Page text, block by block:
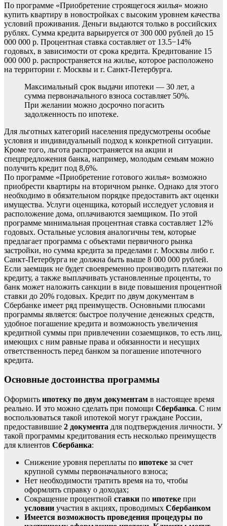
По программе «Приобретение строящегося жилья» можно
купить квартиру в новостройках с высоким уровнем качества
условий проживания. Деньги выдаются только в российских
рублях. Сумма кредита варьируется от 300 000 рублей до 15
000 000 р. Процентная ставка составляет от 13.5−14%
годовых, в зависимости от срока кредита. Кредитование 15
000 000 р. распространяется на жилье, которое расположено
на территории г. Москвы и г. Санкт-Петербурга.
Максимальный срок выдачи ипотеки — 30 лет, а
сумма первоначального взноса составляет 50%.
При желании можно досрочно погасить
задолженность по ипотеке.
Для льготных категорий населения предусмотрены особые
условия и индивидуальный подход к конкретной ситуации.
Кроме того, льгота распространяется на акции и
спецпредложения банка, например, молодым семьям можно
получить кредит под 8,6%.
По программе «Приобретение готового жилья» возможно
приобрести квартиры на вторичном рынке. Однако для этого
необходимо в обязательном порядке предоставить акт оценки
имущества. Услуги оценщика, который исследует условия и
расположение дома, оплачиваются заемщиком. По этой
программе минимальная процентная ставка составляет 12%
годовых. Остальные условия аналогичны тем, которые
предлагает программа с объектами первичного рынка
застройки, но сумма кредита за пределами г. Москвы либо г.
Санкт-Петербурга не должна быть выше 8 000 000 рублей. ​
Если заемщик не будет своевременно производить платежи по
кредиту, а также выплачивать установленные проценты, то
банк может наложить санкции в виде повышения процентной
ставки до 20% годовых. Кредит по двум документам в
Сбербанке имеет ряд преимуществ. Основными плюсами
программы является: быстрое получение денежных средств,
удобное погашение кредита и возможность увеличения
кредитной суммы при привлечении созаемщиков, то есть лиц,
имеющих с ним равные права и обязанности и несущих
ответственность перед банком за погашение ипотечного
кредита.
Основные достоинства программы
Оформить ипотеку по двум документам в настоящее время
реально. И это можно сделать при помощи Сбербанка. С ним
воспользоваться такой ипотекой могут граждане России,
предоставившие 2 документа для подтверждения личности. У
такой программы кредитования есть несколько преимуществ
для клиентов Сбербанка:
Снижение уровня переплаты по ипотеке за счет
крупной суммы первоначального взноса;
Нет необходимости тратить время на то, чтобы
оформлять справку о доходах;
Сокращение процентной ставки по ипотеке при
условии участия в акциях, проводимых Сбербанком
Имеется возможность проведения процедуры по